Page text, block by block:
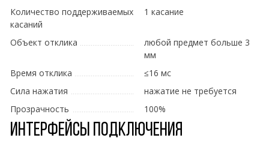
Количество поддерживаемых
касаний
1 касание
Объект отклика
любой предмет больше 3
мм
Время отклика
≤16 мс
Сила нажатия
нажатие не требуется
Прозрачность
100%
Интерфейсы подключения